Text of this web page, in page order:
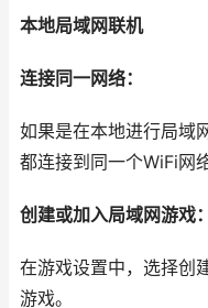
本地局域网联机
连接同一网络：
如果是在本地进行局域
都连接到同一个WiFi网
创建或加入局域网游戏：
在游戏设置中，选择创
游戏。